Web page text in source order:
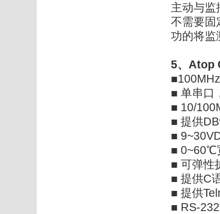
主动与监
不需要固
功的将监
5、Atop
■ 单串口
■ 10/
■ 提供
■
■ 0~60℃
■ 可弹性
■ 提供C
■ 提供
■ RS-